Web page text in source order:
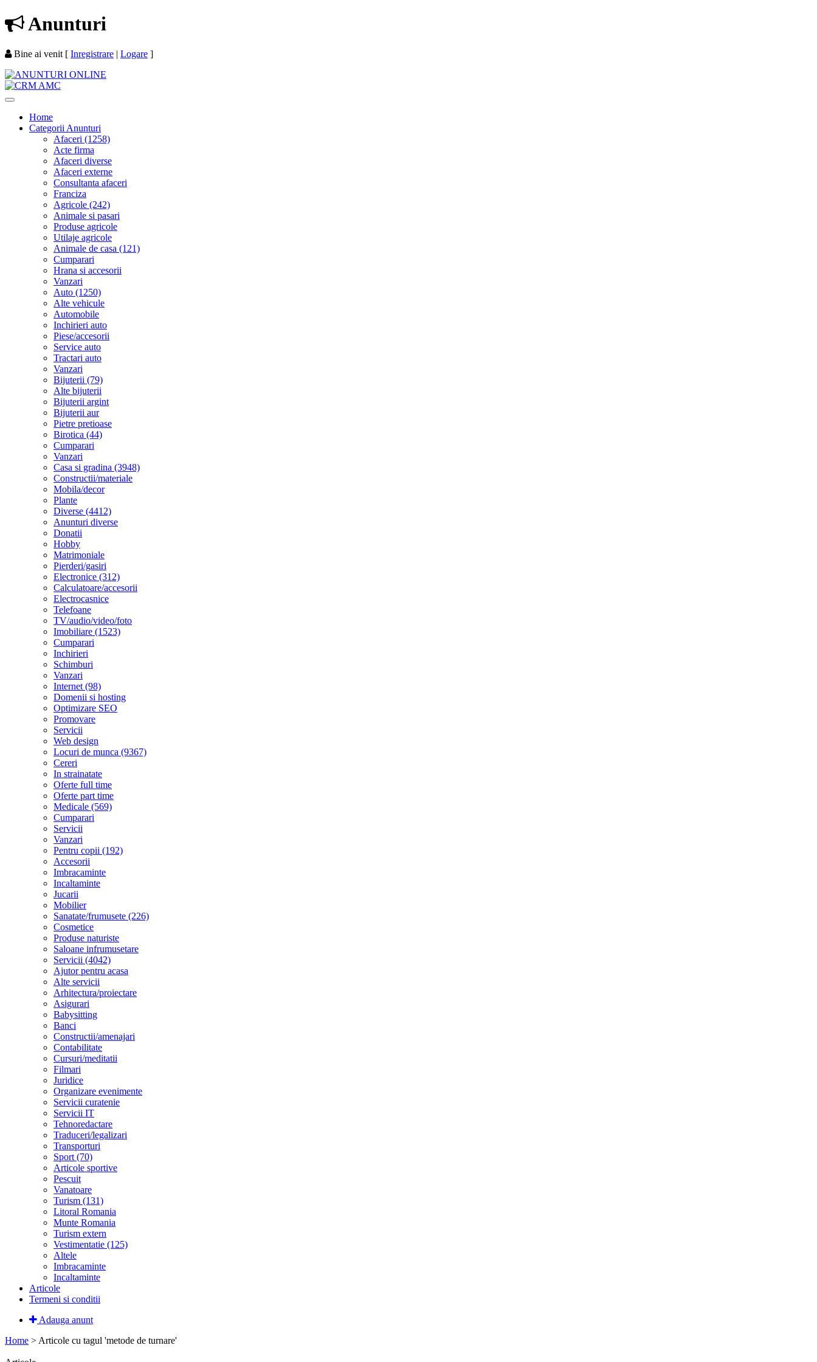
Anunturi
Bine ai venit [ Inregistrare | Logare ]
Home
Categorii Anunturi
Afaceri (1258)
Acte firma
Afaceri diverse
Afaceri externe
Consultanta afaceri
Franciza
Agricole (242)
Animale si pasari
Produse agricole
Utilaje agricole
Animale de casa (121)
Cumparari
Hrana si accesorii
Vanzari
Auto (1250)
Alte vehicule
Automobile
Inchirieri auto
Piese/accesorii
Service auto
Tractari auto
Vanzari
Bijuterii (79)
Alte bijuterii
Bijuterii argint
Bijuterii aur
Pietre pretioase
Birotica (44)
Cumparari
Vanzari
Casa si gradina (3948)
Constructii/materiale
Mobila/decor
Plante
Diverse (4412)
Anunturi diverse
Donatii
Hobby
Matrimoniale
Pierderi/gasiri
Electronice (312)
Calculatoare/accesorii
Electrocasnice
Telefoane
TV/audio/video/foto
Imobiliare (1523)
Cumparari
Inchirieri
Schimburi
Vanzari
Internet (98)
Domenii si hosting
Optimizare SEO
Promovare
Servicii
Web design
Locuri de munca (9367)
Cereri
In strainatate
Oferte full time
Oferte part time
Medicale (569)
Cumparari
Servicii
Vanzari
Pentru copii (192)
Accesorii
Imbracaminte
Incaltaminte
Jucarii
Mobilier
Sanatate/frumusete (226)
Cosmetice
Produse naturiste
Saloane infrumusetare
Servicii (4042)
Ajutor pentru acasa
Alte servicii
Arhitectura/proiectare
Asigurari
Babysitting
Banci
Constructii/amenajari
Contabilitate
Cursuri/meditatii
Filmari
Juridice
Organizare evenimente
Servicii curatenie
Servicii IT
Tehnoredactare
Traduceri/legalizari
Transporturi
Sport (70)
Articole sportive
Pescuit
Vanatoare
Turism (131)
Litoral Romania
Munte Romania
Turism extern
Vestimentatie (125)
Altele
Imbracaminte
Incaltaminte
Articole
Termeni si conditii
Adauga anunt
Home > Articole cu tagul 'metode de turnare'